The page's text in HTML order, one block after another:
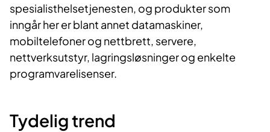
spesialisthelsetjenesten, og produkter som
inngår her er blant annet datamaskiner,
mobiltelefoner og nettbrett, servere,
nettverksutstyr, lagringsløsninger og enkelte
programvarelisenser.
Tydelig trend